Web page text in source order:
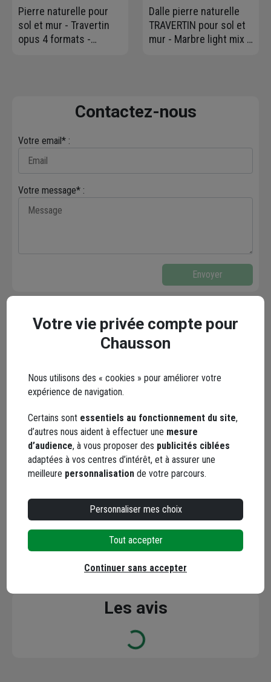
Pierre naturelle pour
sol et mur - Travertin
opus 4 formats -
Dalle pierre naturelle
TRAVERTIN pour sol et
mur - Marbre light mix -
Contactez-nous
Votre email* :
Votre message* :
Envoyer
Les réseaux sociaux
Facebook Instagram
YouTube
Les avis
Loading...
Votre vie privée compte pour
Chausson
Nous utilisons des « cookies » pour améliorer votre
expérience de navigation.
Certains sont essentiels au fonctionnement du site,
d’autres nous aident à effectuer une mesure
d’audience, à vous proposer des publicités ciblées
adaptées à vos centres d’intérêt, et à assurer une
meilleure personnalisation de votre parcours.
Personnaliser mes choix
Tout accepter
Continuer sans accepter